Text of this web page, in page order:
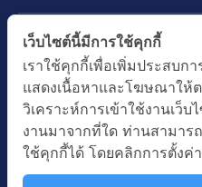
คอนโดมิเนียม
อาคารพาณิชย์ ตึกแถว
ที่ดินเปล่า
อพาร์ทเม้นท์ หอพัก
ออฟฟิต สำนักงาน
โรงงาน โกดัง
บางนา รามคำแหง 2
ปทุมธานี รังสิต ลำลูกกา
นนทบุรี บางใหญ่ บางบัวทอง
พระราม 9
อ่อนนุช ปุณณวิถี
รัชดาภิเษก ห้วยขวาง
ห้าแยกลาดพร้าว
ทำเล BTS ยอดนิยม
BTS ทองหล่อ
BTS เอกมัย
BTS พร้อมพงษ์
BTS อ่อนนุช
ทำเล MRT ยอดนิยม
MRT เพชรบุรี
MRT พระราม 9
คำค้นยอดนิยม
บ้านมือสอง
เว็บไซต์นี้มีการใช้คุกกี้
เราใช้คุกกี้เพื่อเพิ่มประสบก
แสดงเนื้อหาและโฆษณาให้
วิเคราะห์การเข้าใช้งานเว็
งานมาจากที่ใด ท่านสามาร
ใช้คุกกี้ได้ โดยคลิกการตั้งค่